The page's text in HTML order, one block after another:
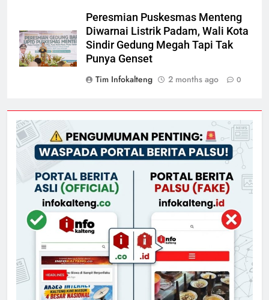
Peresmian Puskesmas Menteng
Diwarnai Listrik Padam, Wali Kota
Sindir Gedung Megah Tapi Tak
Punya Genset
Tim Infokalteng
2 months ago 0